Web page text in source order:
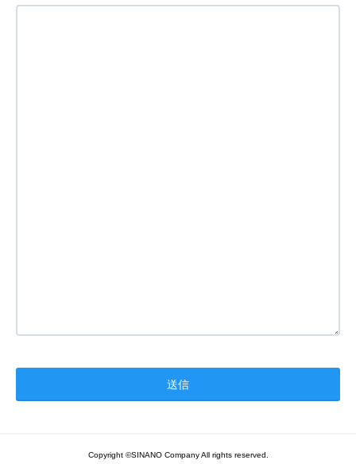
Copyright ©SINANO Company All rights reserved.